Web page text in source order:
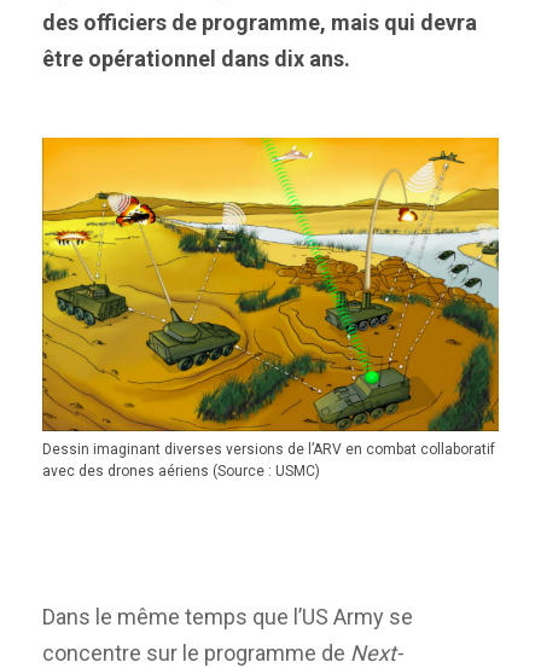
des officiers de programme, mais qui devra
être opérationnel dans dix ans.
Dessin imaginant diverses versions de l’ARV en combat collaboratif
avec des drones aériens (Source : USMC)
Dans le même temps que l’US Army se
concentre sur le programme de Next-